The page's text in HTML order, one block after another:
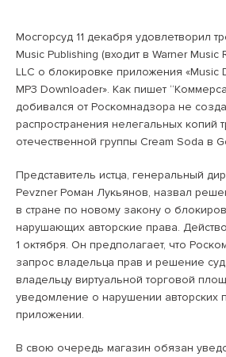
Пользовательское
Сведения об образовательной
Согласие на обработку
данных для регистрации
Согласие на обработку
данных (Cookie)
Политика обработки
Положение об
Мосгорсуд 11 декабря удовлетворил
Music Publishing (входит в Warner Music
LLC о блокировке приложения «Music
MP3 Downloader». Как пишет
добивался от Роскомнадзора не
распространения нелегальных копий
отечественной группы Cream Soda в
Представитель истца, генеральный
Pevzner Роман Лукьянов, назвал
в стране по новому закону о
нарушающих авторские права.
1 октября. Он предполагает, что
запрос владельца прав и решение
владельцу виртуальной торговой
уведомление о нарушении авторских
приложении.
В свою очередь магазин обязан